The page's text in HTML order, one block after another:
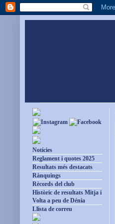
Notícies
Reglament i quotes 2025
Resultats més destacats
Rànquings
Rècords del club
Històric de resultats Mitja i
Volta a peu de Dénia
Llista de correu